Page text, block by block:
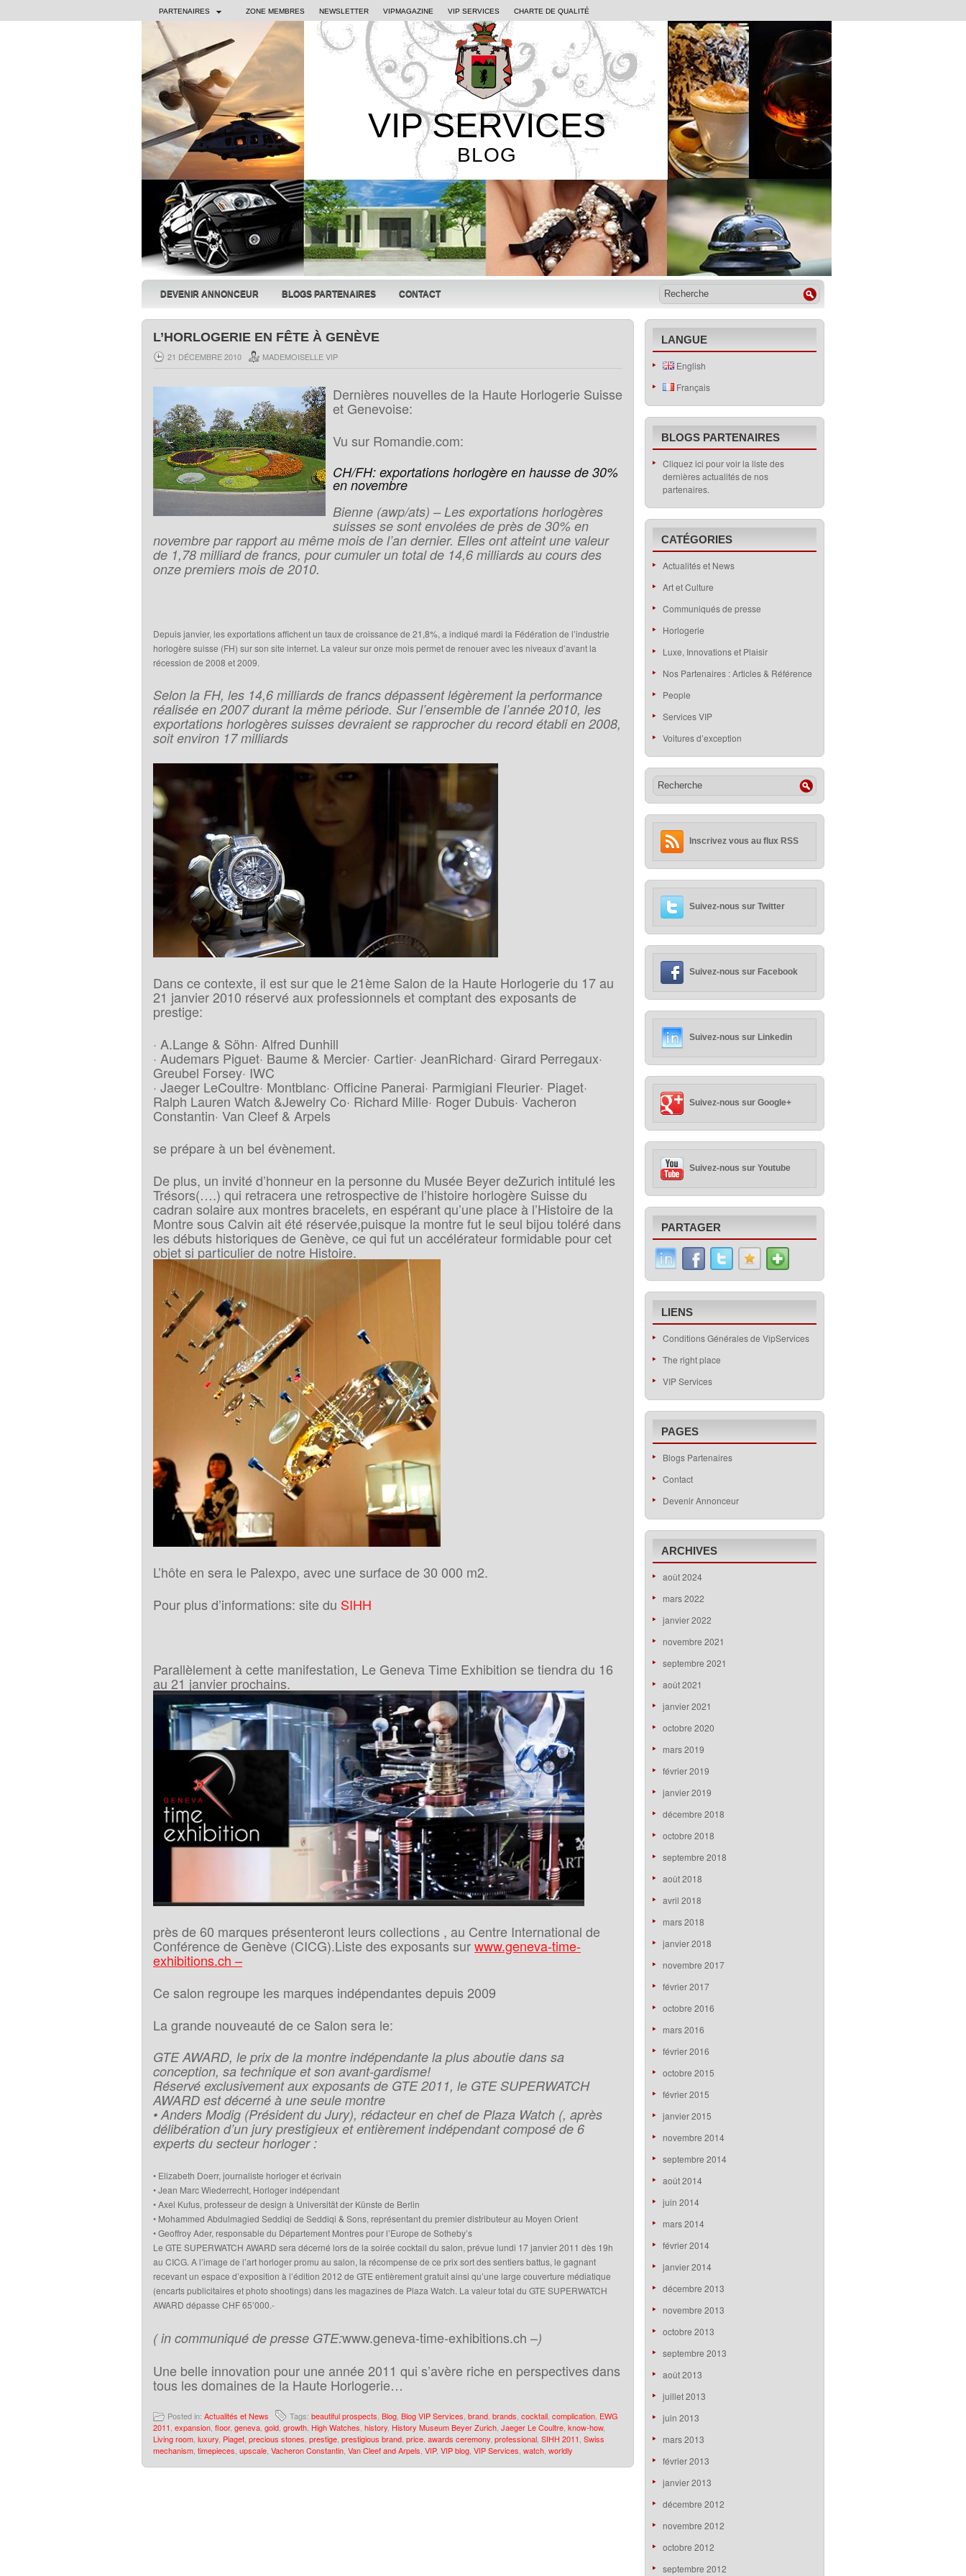
PARTENAIRES ZONE MEMBRES NEWSLETTER VIPMAGAZINE VIP SERVICES CHARTE DE QUALITÉ
VIP SERVICES
BLOG
DEVENIR ANNONCEUR BLOGS PARTENAIRES CONTACT
L’HORLOGERIE EN FÊTE À GENÈVE
21 DÉCEMBRE 2010 MADEMOISELLE VIP
Dernières nouvelles de la Haute Horlogerie Suisse
et Genevoise:
Vu sur Romandie.com:
CH/FH: exportations horlogère en hausse de 30%
en novembre
Bienne (awp/ats) – Les exportations horlogères
suisses se sont envolées de près de 30% en
novembre par rapport au même mois de l’an dernier. Elles ont atteint une valeur
de 1,78 milliard de francs, pour cumuler un total de 14,6 milliards au cours des
onze premiers mois de 2010.
Depuis janvier, les exportations affichent un taux de croissance de 21,8%, a indiqué mardi la Fédération de l’industrie
horlogère suisse (FH) sur son site internet. La valeur sur onze mois permet de renouer avec les niveaux d’avant la
récession de 2008 et 2009.
Selon la FH, les 14,6 milliards de francs dépassent légèrement la performance
réalisée en 2007 durant la même période. Sur l’ensemble de l’année 2010, les
exportations horlogères suisses devraient se rapprocher du record établi en 2008,
soit environ 17 milliards
Dans ce contexte, il est sur que le 21ème Salon de la Haute Horlogerie du 17 au
21 janvier 2010 réservé aux professionnels et comptant des exposants de
prestige:
· A.Lange & Söhn· Alfred Dunhill
· Audemars Piguet· Baume & Mercier· Cartier· JeanRichard· Girard Perregaux·
Greubel Forsey· IWC
· Jaeger LeCoultre· Montblanc· Officine Panerai· Parmigiani Fleurier· Piaget·
Ralph Lauren Watch &Jewelry Co· Richard Mille· Roger Dubuis· Vacheron
Constantin· Van Cleef & Arpels
se prépare à un bel évènement.
De plus, un invité d’honneur en la personne du Musée Beyer deZurich intitulé les
Trésors(….) qui retracera une retrospective de l’histoire horlogère Suisse du
cadran solaire aux montres bracelets, en espérant qu’une place à l’Histoire de la
Montre sous Calvin ait été réservée,puisque la montre fut le seul bijou toléré dans
les débuts historiques de Genève, ce qui fut un accélérateur formidable pour cet
objet si particulier de notre Histoire.
L’hôte en sera le Palexpo, avec une surface de 30 000 m2.
Pour plus d’informations: site du SIHH
Parallèlement à cette manifestation, Le Geneva Time Exhibition se tiendra du 16
au 21 janvier prochains.
près de 60 marques présenteront leurs collections , au Centre International de
Conférence de Genève (CICG).Liste des exposants surwww.geneva-time-
exhibitions.ch –
Ce salon regroupe les marques indépendantes depuis 2009
La grande nouveauté de ce Salon sera le:
GTE AWARD, le prix de la montre indépendante la plus aboutie dans sa
conception, sa technique et son avant-gardisme!
Réservé exclusivement aux exposants de GTE 2011, le GTE SUPERWATCH
AWARD est décerné à une seule montre
• Anders Modig (Président du Jury), rédacteur en chef de Plaza Watch (, après
délibération d’un jury prestigieux et entièrement indépendant composé de 6
experts du secteur horloger :
• Elizabeth Doerr, journaliste horloger et écrivain
• Jean Marc Wiederrecht, Horloger indépendant
• Axel Kufus, professeur de design à Universität der Künste de Berlin
• Mohammed Abdulmagied Seddiqi de Seddiqi & Sons, représentant du premier distributeur au Moyen Orient
• Geoffroy Ader, responsable du Département Montres pour l’Europe de Sotheby’s
Le GTE SUPERWATCH AWARD sera décerné lors de la soirée cocktail du salon, prévue lundi 17 janvier 2011 dès 19h
au CICG. A l’image de l’art horloger promu au salon, la récompense de ce prix sort des sentiers battus, le gagnant
recevant un espace d’exposition à l’édition 2012 de GTE entièrement gratuit ainsi qu’une large couverture médiatique
(encarts publicitaires et photo shootings) dans les magazines de Plaza Watch. La valeur total du GTE SUPERWATCH
AWARD dépasse CHF 65’000.-
( in communiqué de presse GTE:www.geneva-time-exhibitions.ch –)
Une belle innovation pour une année 2011 qui s’avère riche en perspectives dans
tous les domaines de la Haute Horlogerie…
Posted in: Actualités et News Tags: beautiful prospects Blog Blog VIP Services brand brands cocktail complication EWG
2011 expansion floor, geneva gold growth High Watches history History Museum Beyer Zurich Jaeger Le Coultre know-how,
Living room luxury Piaget precious stones prestige prestigious brand price. awards ceremony professional SIHH 2011 Swiss
mechanism timepieces upscale Vacheron Constantin Van Cleef and Arpels VIP, VIP blog VIP Services watch worldly
LANGUE
English
Français
BLOGS PARTENAIRES
Cliquez ici pour voir la liste des
dernières actualités de nos
partenaires.
CATÉGORIES
Actualités et News
Art et Culture
Communiqués de presse
Horlogerie
Luxe, Innovations et Plaisir
Nos Partenaires : Articles & Référence
People
Services VIP
Voitures d’exception
Inscrivez vous au flux RSS
Suivez-nous sur Twitter
Suivez-nous sur Facebook
Suivez-nous sur Linkedin
Suivez-nous sur Google+
Suivez-nous sur Youtube
PARTAGER
LIENS
Conditions Générales de VipServices
The right place
VIP Services
PAGES
Blogs Partenaires
Contact
Devenir Annonceur
ARCHIVES
août 2024
mars 2022
janvier 2022
novembre 2021
septembre 2021
août 2021
janvier 2021
octobre 2020
mars 2019
février 2019
janvier 2019
décembre 2018
octobre 2018
septembre 2018
août 2018
avril 2018
mars 2018
janvier 2018
novembre 2017
février 2017
octobre 2016
mars 2016
février 2016
octobre 2015
février 2015
janvier 2015
novembre 2014
septembre 2014
août 2014
juin 2014
mars 2014
février 2014
janvier 2014
décembre 2013
novembre 2013
octobre 2013
septembre 2013
août 2013
juillet 2013
juin 2013
mars 2013
février 2013
janvier 2013
décembre 2012
novembre 2012
octobre 2012
septembre 2012